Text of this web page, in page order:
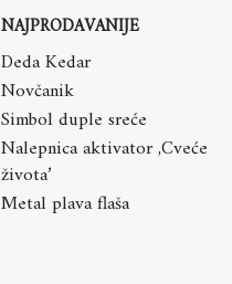
NAJPRODAVANIJE
Deda Kedar
Novčanik
Simbol duple sreće
Nalepnica aktivator ,Cveće
života’
Metal plava flaša